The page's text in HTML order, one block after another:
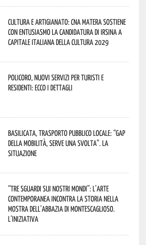
Cultura e Artigianato: CNA Matera sostiene
con entusiasmo la candidatura di Irsina a
Capitale Italiana della Cultura 2029
Policoro, nuovi servizi per turisti e
residenti: ecco i dettagli
Basilicata, trasporto pubblico locale: “Gap
della mobilità, serve una svolta”. La
situazione
“Tre Sguardi sui Nostri Mondi”: l’arte
contemporanea incontra la storia nella
mostra dell’Abbazia di Montescaglioso.
L’iniziativa